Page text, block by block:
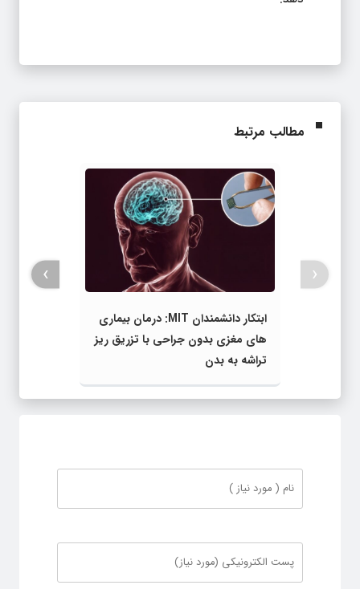
مطالب مرتبط
ابتکار دانشمندان MIT: درمان بیماری
های مغزی بدون جراحی با تزریق ریز
تراشه به بدن
‹
›